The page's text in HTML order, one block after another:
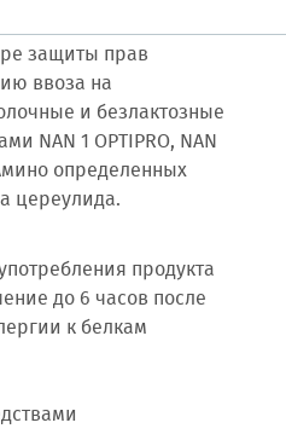
защиты прав
ввоза на
и безлактозные
NAN 1 OPTIPRO, NAN
определенных
цереулида.
продукта
до 6 часов после
к белкам